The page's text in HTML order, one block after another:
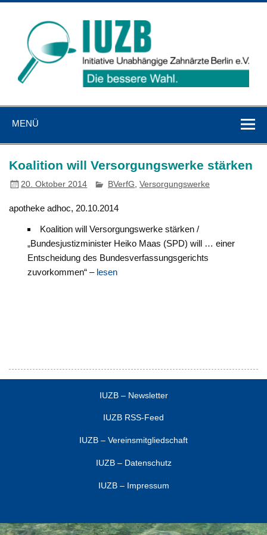
Zum
MENÜ
Koalition will Versorgungswerke stärken
20. Oktober 2014 BVerfG ,Versorgungswerke
apotheke adhoc, 20.10.2014
Koalition will Versorgungswerke stärken /
„Bundesjustizminister Heiko Maas (SPD) will … einer
Entscheidung des Bundesverfassungsgerichts
zuvorkommen“ – lesen
IUZB – Newsletter
IUZB RSS-Feed
IUZB – Vereinsmitgliedschaft
IUZB – Datenschutz
IUZB – Impressum